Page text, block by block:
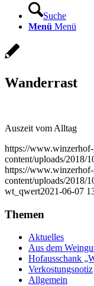
Suche
Menü Menü
Wanderrast
Auszeit vom Alltag
https://
content/uploads/2018/
https://
content/uploads/2018/
wt_qwert2021-06-07
Themen
Aktuelles
Aus dem
Hofausschank
Verkostungsnotiz
Allgemein